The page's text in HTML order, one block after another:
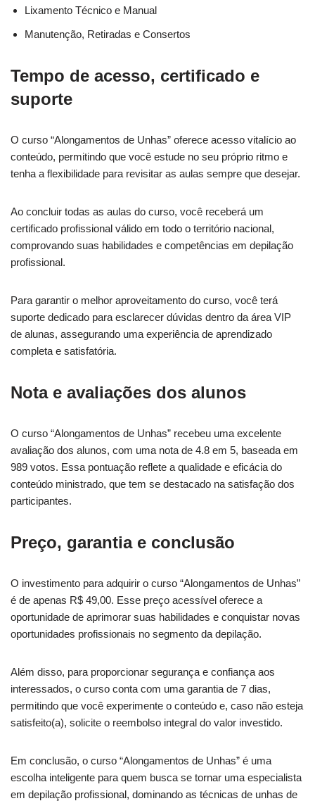
Lixamento Técnico e Manual
Manutenção, Retiradas e Consertos
Tempo de acesso, certificado e
suporte
O curso “Alongamentos de Unhas” oferece acesso vitalício ao
conteúdo, permitindo que você estude no seu próprio ritmo e
tenha a flexibilidade para revisitar as aulas sempre que desejar.
Ao concluir todas as aulas do curso, você receberá um
certificado profissional válido em todo o território nacional,
comprovando suas habilidades e competências em depilação
profissional.
Para garantir o melhor aproveitamento do curso, você terá
suporte dedicado para esclarecer dúvidas dentro da área VIP
de alunas, assegurando uma experiência de aprendizado
completa e satisfatória.
Nota e avaliações dos alunos
O curso “Alongamentos de Unhas” recebeu uma excelente
avaliação dos alunos, com uma nota de 4.8 em 5, baseada em
989 votos. Essa pontuação reflete a qualidade e eficácia do
conteúdo ministrado, que tem se destacado na satisfação dos
participantes.
Preço, garantia e conclusão
O investimento para adquirir o curso “Alongamentos de Unhas”
é de apenas R$ 49,00. Esse preço acessível oferece a
oportunidade de aprimorar suas habilidades e conquistar novas
oportunidades profissionais no segmento da depilação.
Além disso, para proporcionar segurança e confiança aos
interessados, o curso conta com uma garantia de 7 dias,
permitindo que você experimente o conteúdo e, caso não esteja
satisfeito(a), solicite o reembolso integral do valor investido.
Em conclusão, o curso “Alongamentos de Unhas” é uma
escolha inteligente para quem busca se tornar uma especialista
em depilação profissional, dominando as técnicas de unhas de